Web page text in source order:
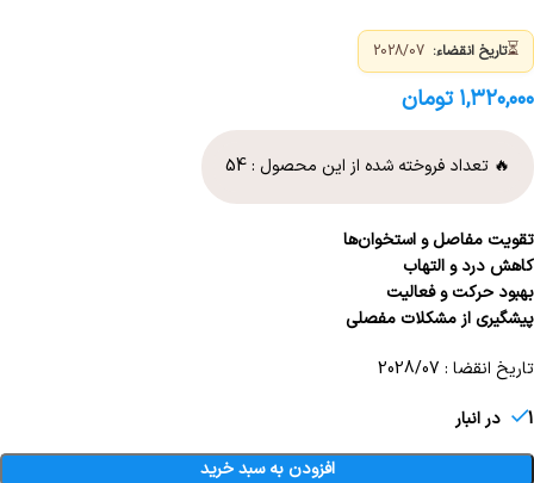
⏳تاریخ انقضاء:
۱,۳۲۰,۰۰۰ تومان
🔥 تعداد فروخته شده از این محصول :54
تقویت مفاصل و استخوان‌ها
کاهش درد و التهاب
بهبود حرکت و فعالیت
پیشگیری از مشکلات مفصلی
تاریخ انقضا : 2028/07
1 در انبار
افزودن به سبد خرید